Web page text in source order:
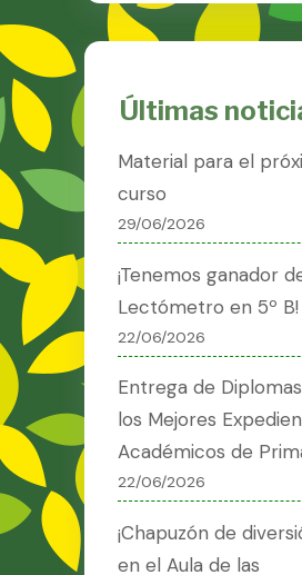
Últimas
Material para el
curso
29/06/2026
¡Tenemos ganador
Lectómetro en 5º B!
22/06/2026
Entrega de
los Mejores
Académicos de
22/06/2026
¡Chapuzón de
en el Aula de las